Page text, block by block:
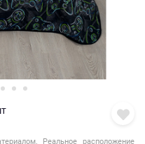
Реальное расположение